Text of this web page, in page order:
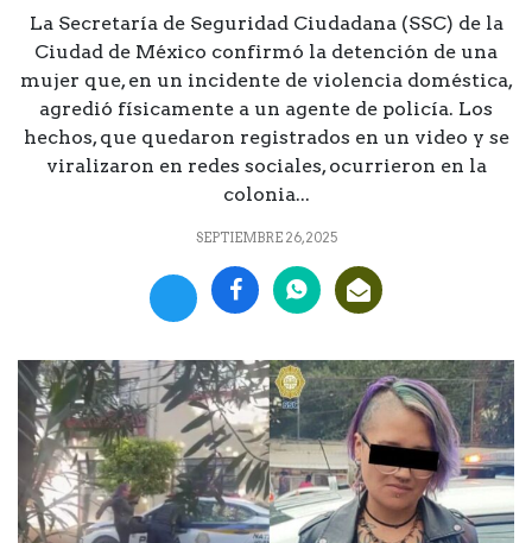
La Secretaría de Seguridad Ciudadana (SSC) de la
Ciudad de México confirmó la detención de una
mujer que, en un incidente de violencia doméstica,
agredió físicamente a un agente de policía. Los
hechos, que quedaron registrados en un video y se
viralizaron en redes sociales, ocurrieron en la
colonia...
SEPTIEMBRE 26, 2025